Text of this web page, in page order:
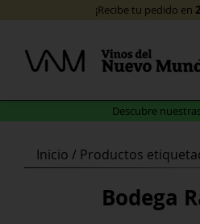
content
Descubre
¡Recibe tu pedido en
Inicio / Productos
Bodega